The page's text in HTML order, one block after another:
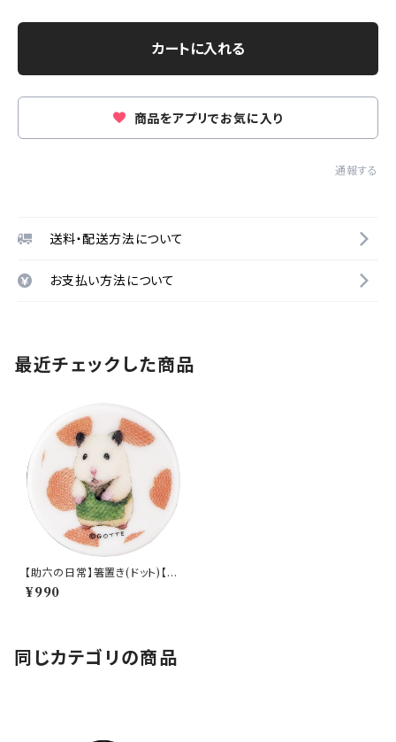
カートに入れる
商品をアプリでお気に入り
通報する
送料・配送方法について
お支払い方法について
最近チェックした商品
【助六の日常】箸置き(ドット)【SR
N10】SRN12-402
¥990
同じカテゴリの商品